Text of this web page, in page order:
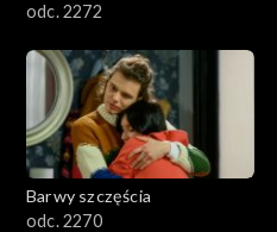
odc. 2272
Barwy szczęścia
odc. 2270